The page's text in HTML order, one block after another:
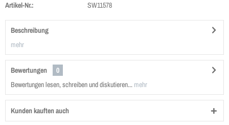
Artikel-Nr.: SW11578
Beschreibung
mehr
Bewertungen
0
Bewertungen lesen, schreiben und diskutieren... mehr
Kunden kauften auch